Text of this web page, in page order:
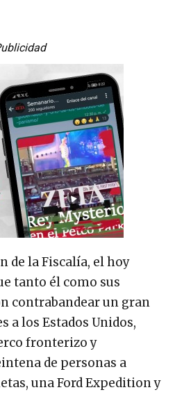
de la Fiscalía, el hoy
tanto él como sus
contrabandear un gran
a los Estados Unidos,
fronterizo y
de personas a
una Ford Expedition y